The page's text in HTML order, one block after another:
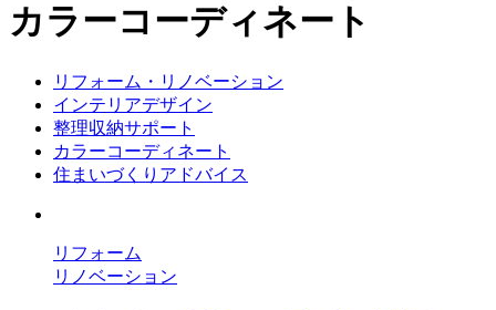
カラーコーディネート
リフォーム・リノベーション
インテリアデザイン
整理収納サポート
カラーコーディネート
住まいづくりアドバイス
リフォーム
リノベーション